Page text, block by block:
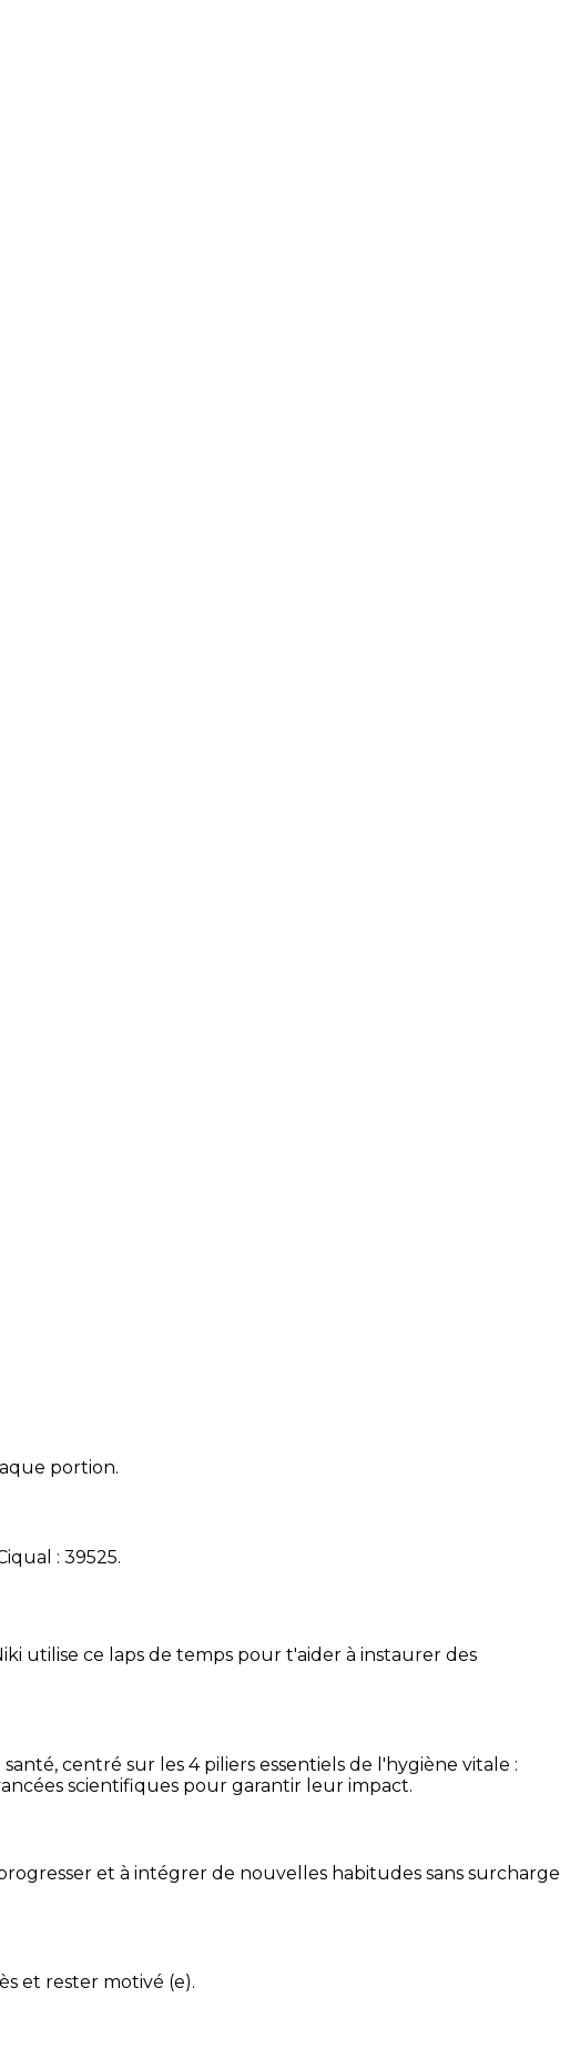
portion.
: 39525.
utilise ce laps de temps pour t'aider à instaurer des
centré sur les 4 piliers essentiels de l'hygiène vitale :
scientifiques pour garantir leur impact.
et à intégrer de nouvelles habitudes sans surcharge
et rester motivé (e).